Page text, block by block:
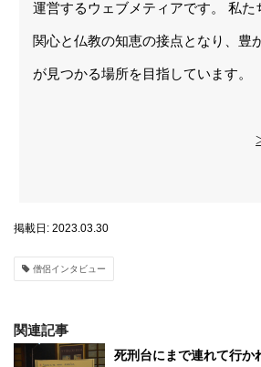
運営するウェブメティアです。 私た
関心と仏教の知恵の接点となり、豊
が見つかる場所を目指しています。
掲載日: 2023.03.30
僧侶インタビュー
関連記事
死刑台にまで連れて行か